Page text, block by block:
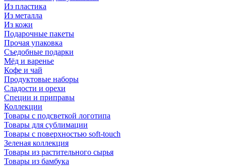
Из пластика
Из металла
Из кожи
Подарочные пакеты
Прочая упаковка
Съедобные подарки
Мёд и варенье
Кофе и чай
Продуктовые наборы
Сладости и орехи
Специи и приправы
Коллекции
Товары с подсветкой логотипа
Товары для сублимации
Товары с поверхностью soft-touch
Зеленая коллекция
Товары из растительного сырья
Товары из бамбука